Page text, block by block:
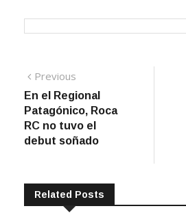
Navegación
de
entradas
Previous
post:
En el Regional
Patagónico, Roca
RC no tuvo el
debut soñado
Related Posts